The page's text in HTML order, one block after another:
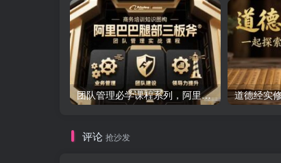
团队管理必学课程系列，阿里巴巴“腿部三板斧”
评论 抢沙发